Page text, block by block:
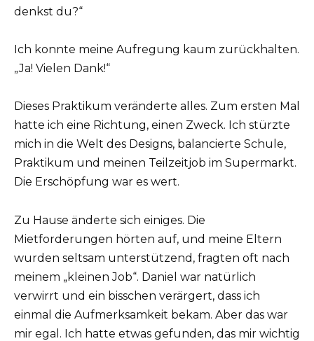
denkst du?“
Ich konnte meine Aufregung kaum zurückhalten.
„Ja! Vielen Dank!“
Dieses Praktikum veränderte alles. Zum ersten Mal
hatte ich eine Richtung, einen Zweck. Ich stürzte
mich in die Welt des Designs, balancierte Schule,
Praktikum und meinen Teilzeitjob im Supermarkt.
Die Erschöpfung war es wert.
Zu Hause änderte sich einiges. Die
Mietforderungen hörten auf, und meine Eltern
wurden seltsam unterstützend, fragten oft nach
meinem „kleinen Job“. Daniel war natürlich
verwirrt und ein bisschen verärgert, dass ich
einmal die Aufmerksamkeit bekam. Aber das war
mir egal. Ich hatte etwas gefunden, das mir wichtig